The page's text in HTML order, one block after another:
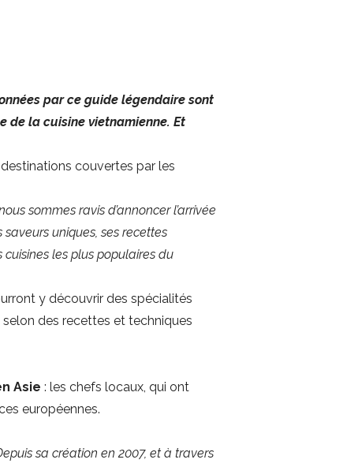
par ce guide légendaire sont
de la cuisine vietnamienne. Et
couvertes par les
sommes ravis d’annoncer l’arrivée
uniques, ses recettes
les plus populaires du
y découvrir des spécialités
selon des recettes et techniques
Asie : les chefs locaux, qui ont
européennes.
sa création en 2007, et à travers